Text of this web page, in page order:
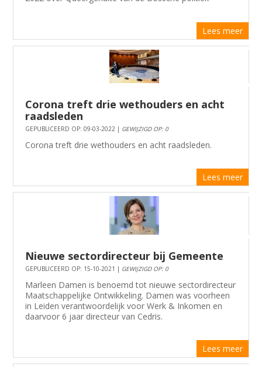
Lees meer
Corona treft drie wethouders en acht
raadsleden
GEPUBLICEERD OP: 09-03-2022 | GEWIJZIGD OP: 0
Corona treft drie wethouders en acht raadsleden.
Lees meer
Nieuwe sectordirecteur bij Gemeente
GEPUBLICEERD OP: 15-10-2021 | GEWIJZIGD OP: 0
Marleen Damen is benoemd tot nieuwe sectordirecteur
Maatschappelijke Ontwikkeling. Damen was voorheen
in Leiden verantwoordelijk voor Werk & Inkomen en
daarvoor 6 jaar directeur van Cedris.
Lees meer